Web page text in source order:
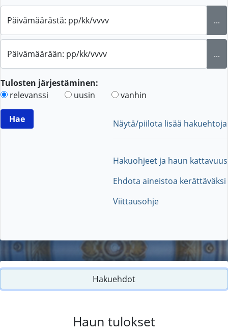
Päivämäärästä: pp/kk/vvvv ...
Päivämäärään: pp/kk/vvvv ...
Tulosten järjestäminen:
relevanssi
uusin vanhin
Näytä/piilota lisää hakuehtoja
Hakuohjeet ja haun kattavuus
Ehdota aineistoa kerättäväksi
Viittausohje
Hakuehdot
Haun tulokset